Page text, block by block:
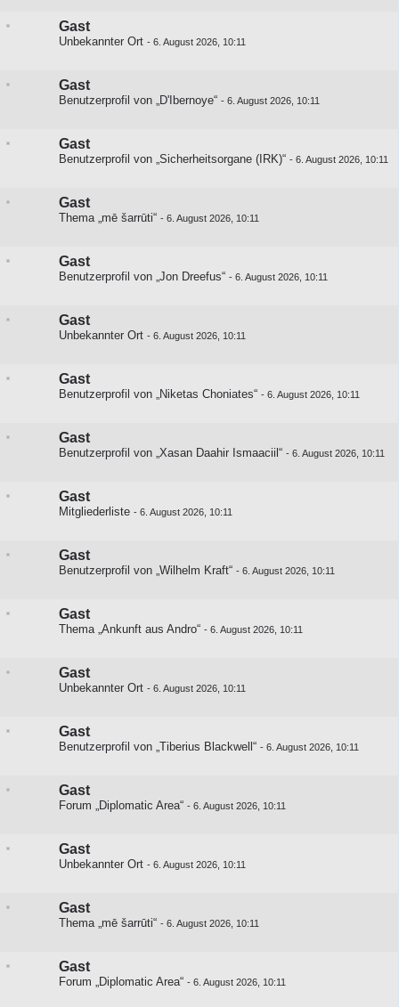
Gast
Unbekannter Ort - 6. August 2026, 10:11
Gast
Benutzerprofil von „D'Ibernoye“ - 6. August 2026, 10:11
Gast
Benutzerprofil von „Sicherheitsorgane (IRK)“ - 6. August 2026, 10:11
Gast
Thema „mē šarrūti“ - 6. August 2026, 10:11
Gast
Benutzerprofil von „Jon Dreefus“ - 6. August 2026, 10:11
Gast
Unbekannter Ort - 6. August 2026, 10:11
Gast
Benutzerprofil von „Niketas Choniates“ - 6. August 2026, 10:11
Gast
Benutzerprofil von „Xasan Daahir Ismaaciil“ - 6. August 2026, 10:11
Gast
Mitgliederliste - 6. August 2026, 10:11
Gast
Benutzerprofil von „Wilhelm Kraft“ - 6. August 2026, 10:11
Gast
Thema „Ankunft aus Andro“ - 6. August 2026, 10:11
Gast
Unbekannter Ort - 6. August 2026, 10:11
Gast
Benutzerprofil von „Tiberius Blackwell“ - 6. August 2026, 10:11
Gast
Forum „Diplomatic Area“ - 6. August 2026, 10:11
Gast
Unbekannter Ort - 6. August 2026, 10:11
Gast
Thema „mē šarrūti“ - 6. August 2026, 10:11
Gast
Forum „Diplomatic Area“ - 6. August 2026, 10:11